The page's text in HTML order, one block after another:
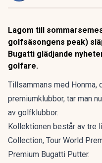
Lagom till
golfsäsongens peak)
Bugatti glädjande
golfare.
Tillsammans med Honma,
premiumklubbor, tar man
av golfklubbor.
Kollektionen består av tre
Collection, Tour World
Premium Bugatti Putter.